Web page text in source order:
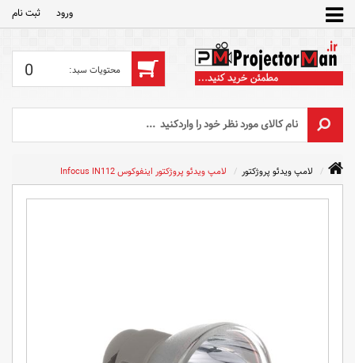
ورود ثبت‌ نام
0
لامپ ویدئو پروژکتور لامپ ویدئو پروژکتور اینفوکوس Infocus IN112